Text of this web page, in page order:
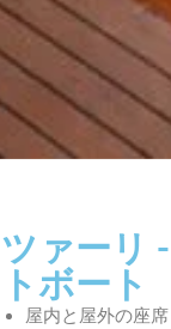
ツァーリ
トボート
屋内と屋外の座席